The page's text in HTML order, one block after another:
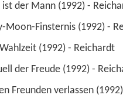
ist der Mann (1992) -
Moon-Finsternis (1992) -
(1992) - Reichardt
der Freude (1992) -